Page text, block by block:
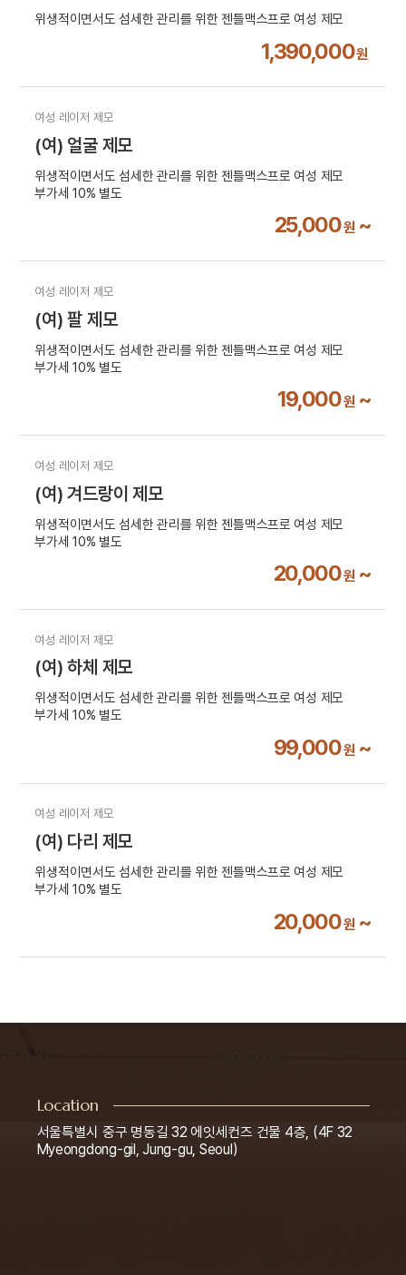
위생적이면서도 섬세한 관리를 위한 젠틀맥스프로 여성 제모
1,390,000원
여성 레이저 제모
(여) 얼굴 제모
위생적이면서도 섬세한 관리를 위한 젠틀맥스프로 여성 제모
부가세 10% 별도
25,000원 ~
여성 레이저 제모
(여) 팔 제모
위생적이면서도 섬세한 관리를 위한 젠틀맥스프로 여성 제모
부가세 10% 별도
19,000원 ~
여성 레이저 제모
(여) 겨드랑이 제모
위생적이면서도 섬세한 관리를 위한 젠틀맥스프로 여성 제모
부가세 10% 별도
20,000원 ~
여성 레이저 제모
(여) 하체 제모
위생적이면서도 섬세한 관리를 위한 젠틀맥스프로 여성 제모
부가세 10% 별도
99,000원 ~
여성 레이저 제모
(여) 다리 제모
위생적이면서도 섬세한 관리를 위한 젠틀맥스프로 여성 제모
부가세 10% 별도
20,000원 ~
Location
서울특별시 중구 명동길 32 에잇세컨즈 건물 4층, (4F 32
Myeongdong-gil, Jung-gu, Seoul)